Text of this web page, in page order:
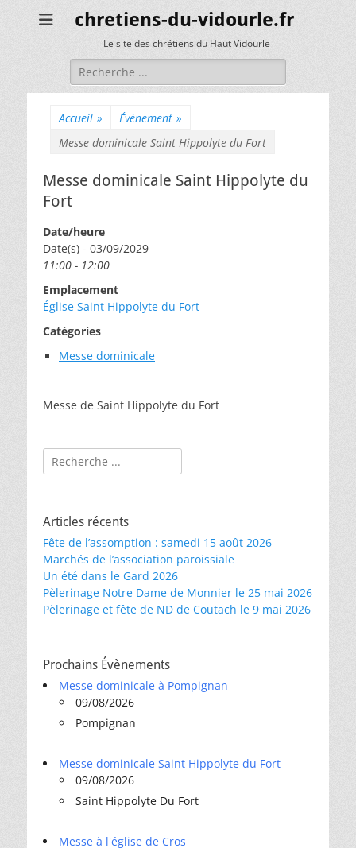
chretiens-du-vidourle.fr
Le site des chrétiens du Haut Vidourle
Rechercher :
Accueil » Évènement »
Messe dominicale Saint Hippolyte du Fort
Messe dominicale Saint Hippolyte du
Fort
Date/heure
Date(s) - 03/09/2029
11:00 - 12:00
Emplacement
Église Saint Hippolyte du Fort
Catégories
Messe dominicale
Messe de Saint Hippolyte du Fort
Rechercher :
Articles récents
Fête de l’assomption : samedi 15 août 2026
Marchés de l’association paroissiale
Un été dans le Gard 2026
Pèlerinage Notre Dame de Monnier le 25 mai 2026
Pèlerinage et fête de ND de Coutach le 9 mai 2026
Prochains Évènements
Messe dominicale à Pompignan
09/08/2026
Pompignan
Messe dominicale Saint Hippolyte du Fort
09/08/2026
Saint Hippolyte Du Fort
Messe à l'église de Cros